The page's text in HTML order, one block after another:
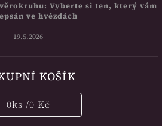
Vyberte si ten, který vám
ve hvězdách
19.5.2026
KOŠÍK
0ks /0 Kč